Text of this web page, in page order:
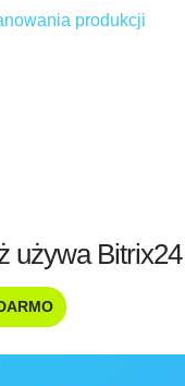
produkcji
używa Bitrix24